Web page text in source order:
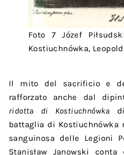
Foto 7 Józef
Kostiuchnówka,
Il mito del sacrificio e
rafforzato anche dal
ridotta di Kostiuchnówka
battaglia di Kostiuchnówka
sanguinosa delle Legioni
Stanisław Janowski